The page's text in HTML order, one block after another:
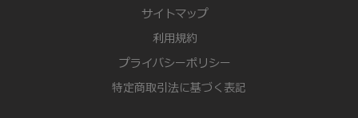
サイトマップ
利用規約
プライバシーポリシー
特定商取引法に基づく表記